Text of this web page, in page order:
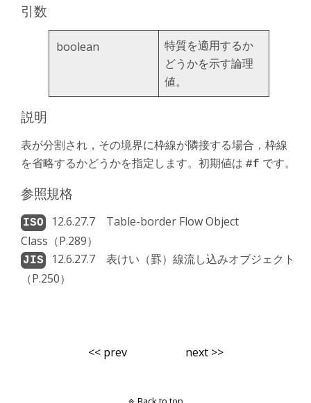
引数
boolean
特質を適用するか
どうかを示す論理
値。
説明
表が分割され，その境界に枠線が隣接する場合，枠線
を省略するかどうかを指定します。初期値は #f です。
参照規格
12.6.27.7 Table-border Flow Object
Class（P.289）
12.6.27.7 表けい（罫）線流し込みオブジェクト
（P.250）
<< prev next >>